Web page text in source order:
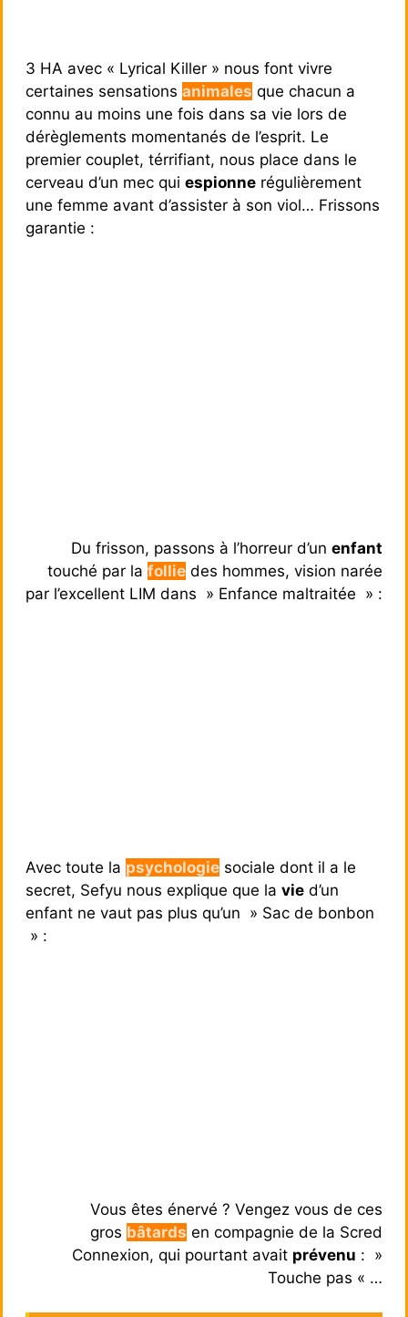
3 HA avec « Lyrical Killer » nous font vivre
certaines sensations animales que chacun a
connu au moins une fois dans sa vie lors de
dérèglements momentanés de l’esprit. Le
premier couplet, térrifiant, nous place dans le
cerveau d’un mec qui espionne régulièrement
une femme avant d’assister à son viol… Frissons
garantie :
Du frisson, passons à l’horreur d’un enfant
touché par la follie des hommes, vision narée
par l’excellent LIM dans » Enfance maltraitée » :
Avec toute la psychologie sociale dont il a le
secret, Sefyu nous explique que la vie d’un
enfant ne vaut pas plus qu’un » Sac de bonbon
» :
Vous êtes énervé ? Vengez vous de ces
gros bâtards en compagnie de la Scred
Connexion, qui pourtant avait prévenu : »
Touche pas « …